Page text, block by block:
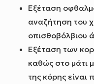
Εξέταση
αναζήτηση του
οπισθοβόλβιου
Εξέταση των
καθώς στο μάτι
της κόρης είναι